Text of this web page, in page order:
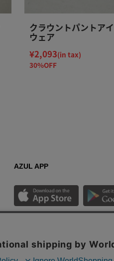
クラウントパントアイ
ウェア
¥2,093(in tax)
30%OFF
AZUL APP
MOUSSYのお得な情報がいち早くチ